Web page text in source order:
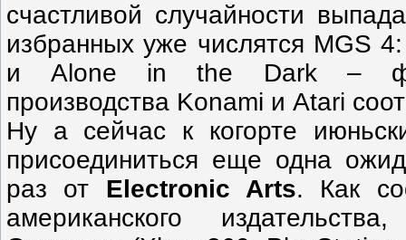
счастливой случайности
избранных уже числятся MGS
и Alone in the Dark –
производства Konami и Atari
Ну а сейчас к когорте
присоединиться еще одна
раз от Electronic Arts. Как
американского